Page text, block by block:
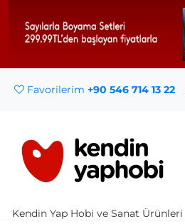
Favorilerim +90 546 714 13 22
Kendin Yap Hobi ve Sanat Ürünleri